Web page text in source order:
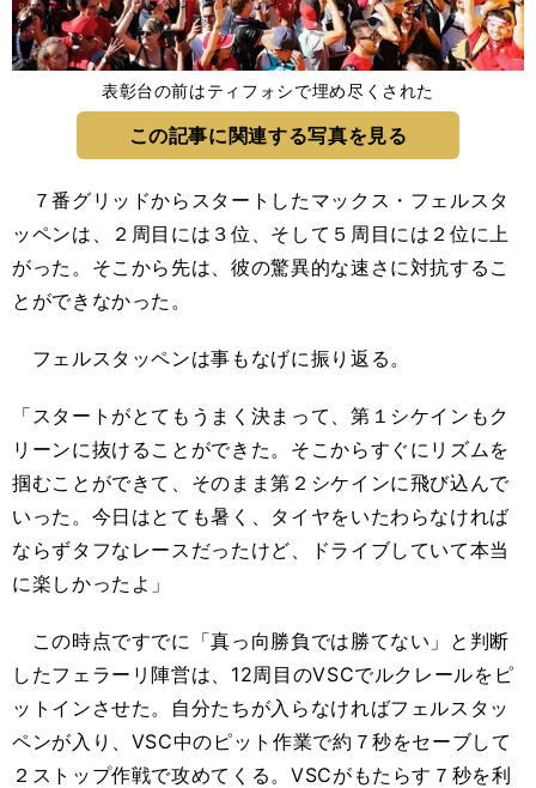
表彰台の前はティフォシで埋め尽くされた
この記事に関連する写真を見る
７番グリッドからスタートしたマックス・フェルスタ
ッペンは、２周目には３位、そして５周目には２位に上
がった。そこから先は、彼の驚異的な速さに対抗するこ
とができなかった。
フェルスタッペンは事もなげに振り返る。
「スタートがとてもうまく決まって、第１シケインもク
リーンに抜けることができた。そこからすぐにリズムを
掴むことができて、そのまま第２シケインに飛び込んで
いった。今日はとても暑く、タイヤをいたわらなければ
ならずタフなレースだったけど、ドライブしていて本当
に楽しかったよ」
この時点ですでに「真っ向勝負では勝てない」と判断
したフェラーリ陣営は、12周目のVSCでルクレールをピ
ットインさせた。自分たちが入らなければフェルスタッ
ペンが入り、VSC中のピット作業で約７秒をセーブして
２ストップ作戦で攻めてくる。VSCがもたらす７秒を利